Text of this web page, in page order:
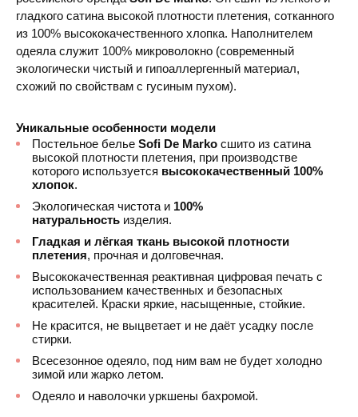
гладкого сатина высокой плотности плетения, сотканного
из 100% высококачественного хлопка. Наполнителем
одеяла служит 100% микроволокно (современный
экологически чистый и гипоаллергенный материал,
схожий по свойствам с гусиным пухом).
Уникальные особенности модели
Постельное белье Sofi De Marko сшито из сатина
высокой плотности плетения, при производстве
которого используется высококачественный 100%
хлопок.
Экологическая чистота и 100%
натуральность изделия.
Гладкая и лёгкая ткань высокой плотности
плетения, прочная и долговечная.
Высококачественная реактивная цифровая печать с
использованием качественных и безопасных
красителей. Краски яркие, насыщенные, стойкие.
Не красится, не выцветает и не даёт усадку после
стирки.
Всесезонное одеяло, под ним вам не будет холодно
зимой или жарко летом.
Одеяло и наволочки уркшены бахромой.